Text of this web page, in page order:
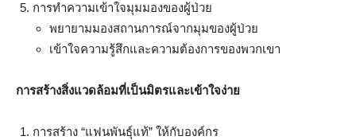
การทำความเข้าใจมุมมองของผู้ป่วย
พยายามมองสถานการณ์จากมุมของผู้ป่วย
เข้าใจความรู้สึกและความต้องการของพวกเขา
การสร้างสิ่งแวดล้อมที่เป็นมิตรและเข้าใจง่าย
การสร้าง “แฟนพันธุ์แท้” ให้กับองค์กร